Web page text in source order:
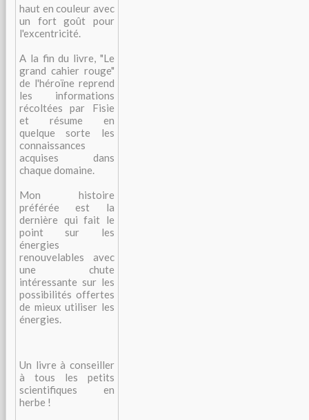
haut en couleur avec
un fort goût pour
l'excentricité.
A la fin du livre, "Le
grand cahier rouge"
de l'héroïne reprend
les informations
récoltées par Fisie
et résume en
quelque sorte les
connaissances
acquises dans
chaque domaine.
Mon histoire
préférée est la
dernière qui fait le
point sur les
énergies
renouvelables avec
une chute
intéressante sur les
possibilités offertes
de mieux utiliser les
énergies.
Un livre à conseiller
à tous les petits
scientifiques en
herbe !